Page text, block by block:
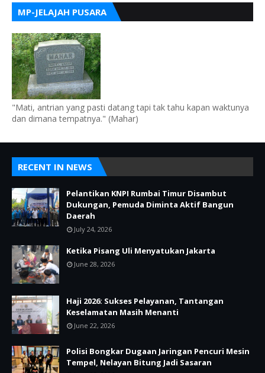
MP-JELAJAH PUSARA
"Mati, antrian yang pasti datang tapi tak tahu kapan waktunya
dan dimana tempatnya." (Mahar)
RECENT IN NEWS
Pelantikan KNPI Rumbai Timur Disambut
Dukungan, Pemuda Diminta Aktif Bangun
Daerah
July 24, 2026
Ketika Pisang Uli Menyatukan Jakarta
June 28, 2026
Haji 2026: Sukses Pelayanan, Tantangan
Keselamatan Masih Menanti
June 22, 2026
Polisi Bongkar Dugaan Jaringan Pencuri Mesin
Tempel, Nelayan Bitung Jadi Sasaran